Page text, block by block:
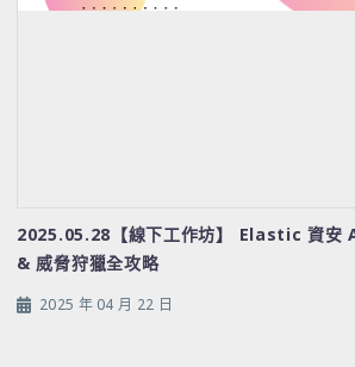
2025.05.28【線下工作坊】 Elastic 資
& 威脅狩獵全攻略
2025 年 04 月 22 日